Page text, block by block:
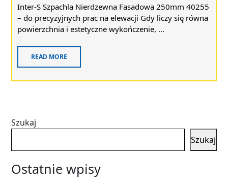
Inter-S Szpachla Nierdzewna Fasadowa 250mm 40255
– do precyzyjnych prac na elewacji Gdy liczy się równa
powierzchnia i estetyczne wykończenie, ...
READ MORE
Szukaj
Szukaj
Ostatnie wpisy